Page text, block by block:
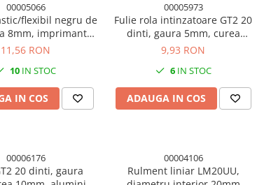
00005066
flexibil negru de
8mm, imprimanta
3D
11,56 RON
10 IN STOC
IN COS
00005973
Fulie rola intinzatoare GT2 20
dinti, gaura 5mm, curea
10mm, aluminiu
9,93 RON
6IN STOC
ADAUGA IN COS
00006176
20 dinti, gaura
00004106
Rulment liniar LM20UU,